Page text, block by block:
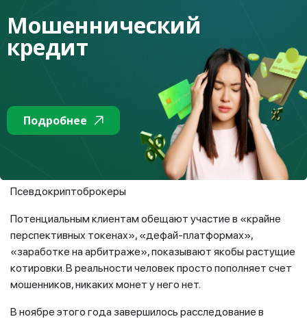
благотворительные акции в детских домах. Схема
работала через интернет-платформу, построенную
на матричной системе из шести бонусных уровней:
VIP-1 – VIP-6). Участникам якобы начисляли
выплаты в криптовалюте USDT и их их размеры
зависели от суммы вклада и количества
привлеченных по реферальным ссылкам
участников. От действий мошенников пострадали
Псевдокриптоброкеры
Потенциальным клиентам обещают участие в «крайне
перспективных токенах», «дефай-платформах»,
«заработке на арбитраже», показывают якобы растущие
котировки. В реальности человек просто пополняет счет
мошенников, никаких монет у него нет.
В ноябре этого года завершилось расследование в
Мошеннический
кредит
Подробнее